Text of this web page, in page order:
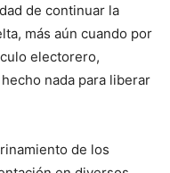
de continuar la
más aún cuando por
electorero,
nada para liberar
de los